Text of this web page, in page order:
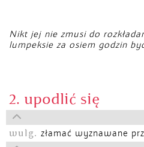
Nikt jej nie zmusi do
lumpeksie za osiem godzin
2. upodlić się
wulg. złamać wyznawane